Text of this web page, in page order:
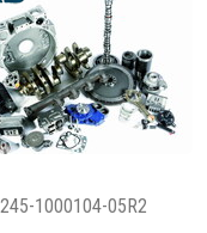
245-1000104-05R2